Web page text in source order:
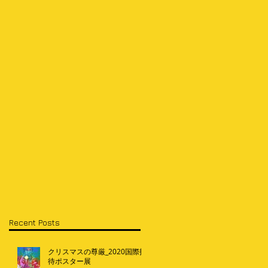
Recent Posts
クリスマスの尊厳_2020国際招
待ポスター展